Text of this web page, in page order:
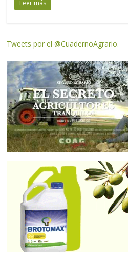
Leer más
Tweets por el @CuadernoAgrario.